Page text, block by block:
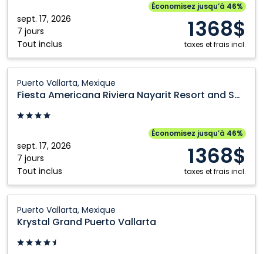
sept. 17, 2026
7 jours
Tout inclus
Économisez jusqu’à 46%
1368$
taxes et frais incl.
and
Spa:
Puerto
Vallarta,
Puerto Vallarta, Mexique
Fiesta Americana Riviera Nayarit Resort and Spa
sept. 17, 2026
7 jours
Tout inclus
Économisez jusqu’à 46%
1368$
taxes et frais incl.
Americana
Riviera
Nayarit
and
Spa:
Puerto
Vallarta,
Puerto Vallarta, Mexique
Krystal Grand Puerto Vallarta
Grand
Puerto
Vallarta: